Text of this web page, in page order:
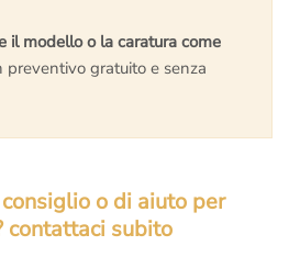
il modello o la caratura come
preventivo gratuito e senza
o di aiuto per
contattaci subito